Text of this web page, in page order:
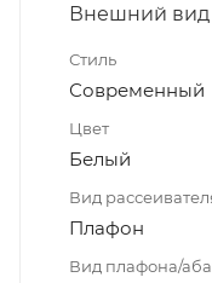
Внешний вид
Стиль
Современный
Цвет
Белый
Вид
Плафон
Вид плафона/